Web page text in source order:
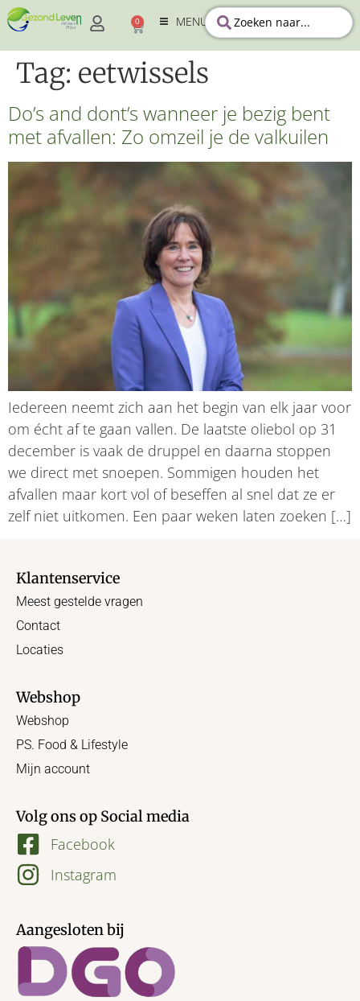
0 MENU
Tag: eetwissels
Do’s and dont’s wanneer je bezig bent
met afvallen: Zo omzeil je de valkuilen
Iedereen neemt zich aan het begin van elk jaar voor
om écht af te gaan vallen. De laatste oliebol op 31
december is vaak de druppel en daarna stoppen
we direct met snoepen. Sommigen houden het
afvallen maar kort vol of beseffen al snel dat ze er
zelf niet uitkomen. Een paar weken laten zoeken […]
Klantenservice
Meest gestelde vragen
Contact
Locaties
Webshop
Webshop
PS. Food & Lifestyle
Mijn account
Volg ons op Social media
Facebook
Instagram
Aangesloten bij